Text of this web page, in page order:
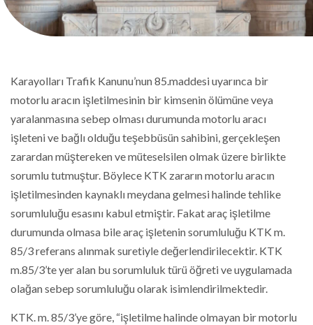
Karayolları Trafik Kanunu’nun 85.maddesi uyarınca bir
motorlu aracın işletilmesinin bir kimsenin ölümüne veya
yaralanmasına sebep olması durumunda motorlu aracı
işleteni ve bağlı olduğu teşebbüsün sahibini, gerçekleşen
zarardan müştereken ve müteselsilen olmak üzere birlikte
sorumlu tutmuştur. Böylece KTK zararın motorlu aracın
işletilmesinden kaynaklı meydana gelmesi halinde tehlike
sorumluluğu esasını kabul etmiştir. Fakat araç işletilme
durumunda olmasa bile araç işletenin sorumluluğu KTK m.
85/3 referans alınmak suretiyle değerlendirilecektir. KTK
m.85/3’te yer alan bu sorumluluk türü öğreti ve uygulamada
olağan sebep sorumluluğu olarak isimlendirilmektedir.
KTK. m. 85/3’ye göre, “işletilme halinde olmayan bir motorlu